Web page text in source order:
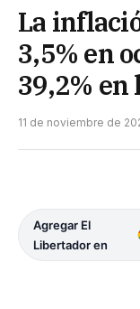
La
3,5% en
39,2% en
11 de noviembre de
Agregar El
Libertador en